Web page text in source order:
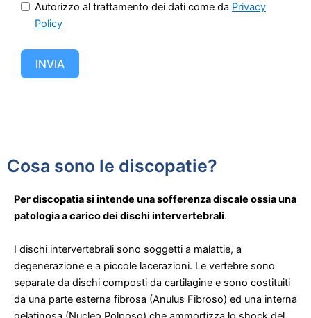
Autorizzo al trattamento dei dati come da Privacy
Policy
INVIA
Cosa sono le discopatie?
Per discopatia si intende una sofferenza discale ossia una
patologia a carico dei dischi intervertebrali.
I dischi intervertebrali sono soggetti a malattie, a
degenerazione e a piccole lacerazioni. Le vertebre sono
separate da dischi composti da cartilagine e sono costituiti
da una parte esterna fibrosa (Anulus Fibroso) ed una interna